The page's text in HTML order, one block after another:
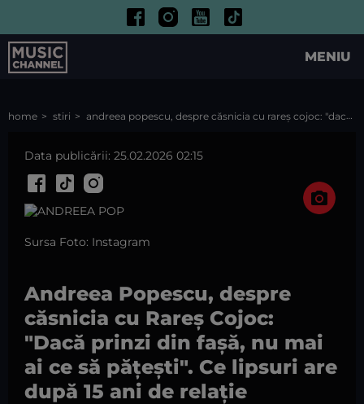
MENIU
home stiri andreea popescu, despre căsnicia cu rareș cojoc: "dacă prinzi din fașă, nu mai ai ce să pățești". ce lipsuri are după 15 ani de relație
Data publicării: 25.02.2026 02:15
Sursa Foto: Instagram
Andreea Popescu, despre
căsnicia cu Rareș Cojoc:
"Dacă prinzi din fașă, nu mai
ai ce să pățești". Ce lipsuri are
după 15 ani de relație